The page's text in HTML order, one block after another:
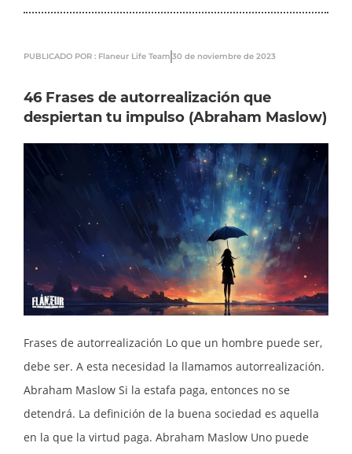
PUBLICADO POR : Flaneur Life Team 30 de noviembre de 2023
46 Frases de autorrealización que
despiertan tu impulso (Abraham Maslow)
Frases de autorrealización Lo que un hombre puede ser,
debe ser. A esta necesidad la llamamos autorrealización.
Abraham Maslow Si la estafa paga, entonces no se
detendrá. La definición de la buena sociedad es aquella
en la que la virtud paga. Abraham Maslow Uno puede